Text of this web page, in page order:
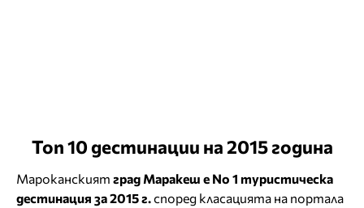
Топ 10 дестинации на 2015 година
Мароканският град Маракеш е No 1 туристическа
дестинация за 2015 г. според класацията на портала